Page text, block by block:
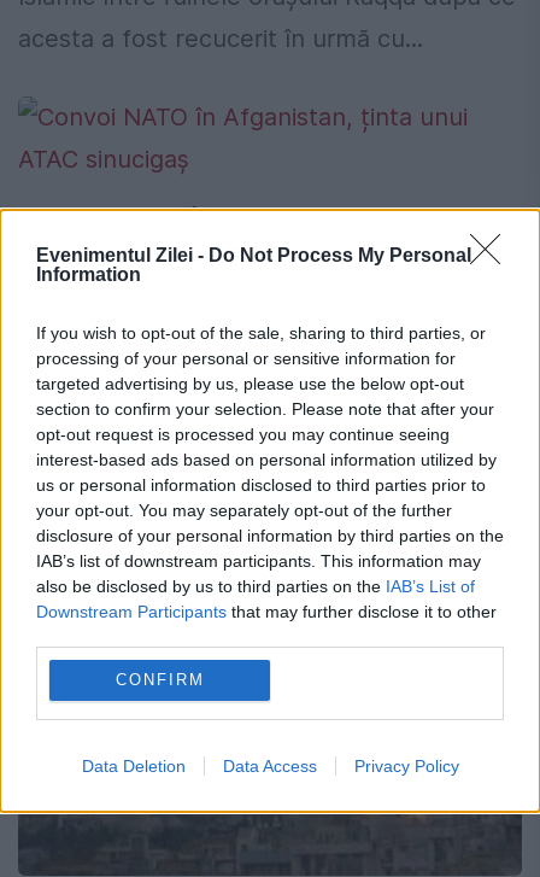
Evenimentul Zilei - Do Not Process My Personal
Information
If you wish to opt-out of the sale, sharing to third parties, or
processing of your personal or sensitive information for
targeted advertising by us, please use the below opt-out
section to confirm your selection. Please note that after your
opt-out request is processed you may continue seeing
interest-based ads based on personal information utilized by
us or personal information disclosed to third parties prior to
your opt-out. You may separately opt-out of the further
disclosure of your personal information by third parties on the
IAB’s list of downstream participants. This information may
also be disclosed by us to third parties on the IAB’s List of
Downstream Participants that may further disclose it to other
CONFIRM
Data Deletion Data Access Privacy Policy
acesta a fost recucerit în urmă cu...
Convoi NATO în Afganistan, ținta unui
ATAC sinucigaș
Un convoi al misiunii NATO în Afganistan,
Resolute Support, a fost ţinta unui atentat
sinucigaş luni, atentat soldat cu rănirea a
cel puţin cinci persoane: trei civili şi doi
soldaţi...